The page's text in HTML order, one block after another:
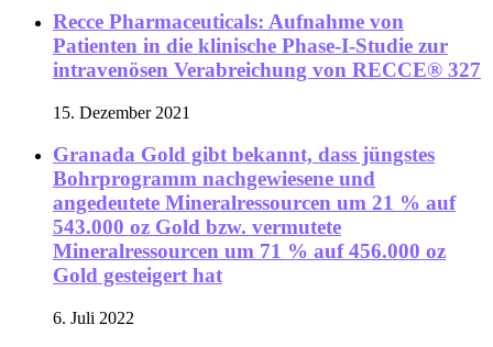
Recce Pharmaceuticals: Aufnahme von
Patienten in die klinische Phase-I-Studie zur
intravenösen Verabreichung von RECCE® 327
15. Dezember 2021
Granada Gold gibt bekannt, dass jüngstes
Bohrprogramm nachgewiesene und
angedeutete Mineralressourcen um 21 % auf
543.000 oz Gold bzw. vermutete
Mineralressourcen um 71 % auf 456.000 oz
Gold gesteigert hat
6. Juli 2022